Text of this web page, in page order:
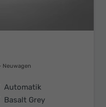
Neuwagen
Automatik
Basalt Grey